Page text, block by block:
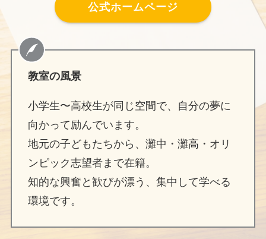
公式ホームページ
教室の風景
小学生〜高校生が同じ空間で、自分の夢に
向かって励んでいます。
地元の子どもたちから、灘中・灘高・オリ
ンピック志望者まで在籍。
知的な興奮と歓びが漂う、集中して学べる
環境です。